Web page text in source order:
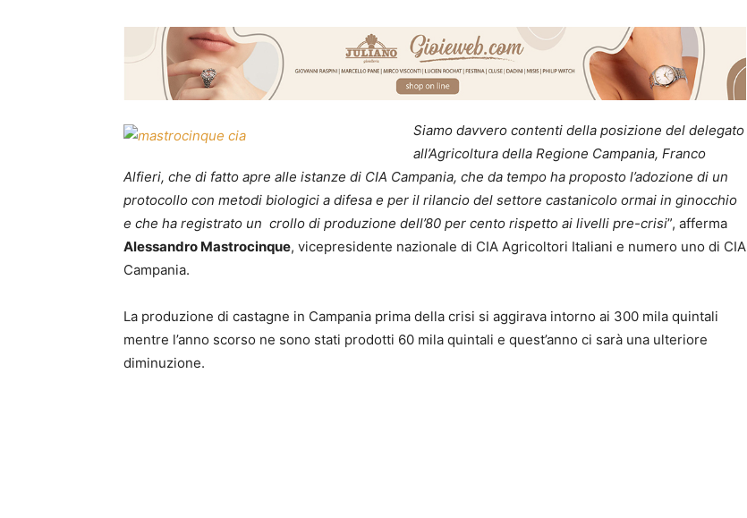
Siamo davvero contenti della posizione del delegato
all’Agricoltura della Regione Campania, Franco
Alfieri, che di fatto apre alle istanze di CIA Campania, che da tempo ha proposto l’adozione di un
protocollo con metodi biologici a difesa e per il rilancio del settore castanicolo ormai in ginocchio
e che ha registrato un crollo di produzione dell’80 per cento rispetto ai livelli pre-crisi”, afferma
Alessandro Mastrocinque, vicepresidente nazionale di CIA Agricoltori Italiani e numero uno di CIA
Campania.
La produzione di castagne in Campania prima della crisi si aggirava intorno ai 300 mila quintali
mentre l’anno scorso ne sono stati prodotti 60 mila quintali e quest’anno ci sarà una ulteriore
diminuzione.